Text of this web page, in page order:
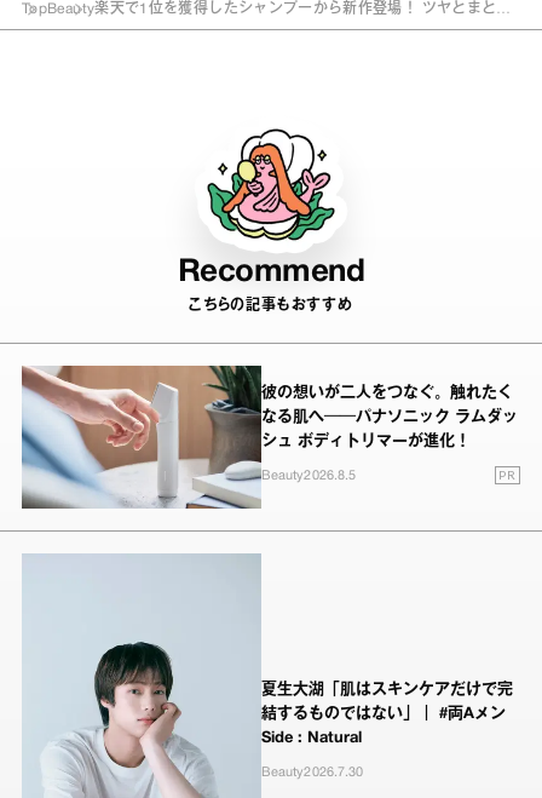
TopBeauty楽天で1位を獲得したシャンプーから新作登場！ ツヤとまとま
Recommend
こちらの記事もおすすめ
彼の想いが二人をつなぐ。触れたく
なる肌へ──パナソニック ラムダッ
シュ ボディトリマーが進化！
Beauty2026.8.5 PR
夏生大湖「肌はスキンケアだけで完
結するものではない」｜ #両Aメン
Side : Natural
Beauty2026.7.30